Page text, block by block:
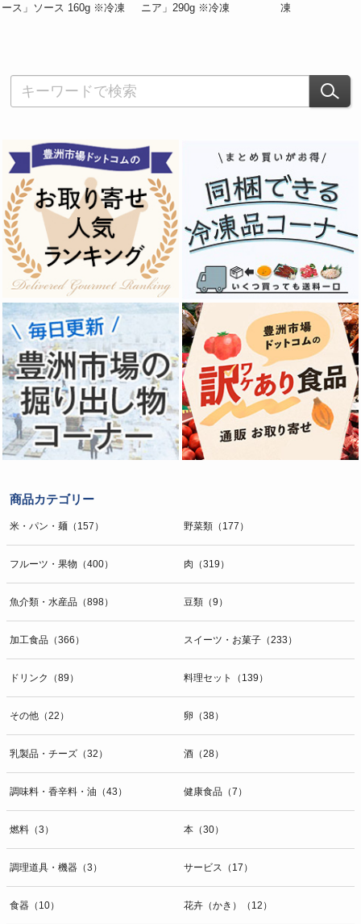
ース」ソース 160g ※冷凍
ニア」290g ※冷凍
凍
商品カテゴリー
米・パン・麺（157） 野菜類（177）
フルーツ・果物（400） 肉（319）
魚介類・水産品（898） 豆類（9）
加工食品（366） スイーツ・お菓子（233）
ドリンク（89） 料理セット（139）
その他（22） 卵（38）
乳製品・チーズ（32） 酒（28）
調味料・香辛料・油（43） 健康食品（7）
燃料（3） 本（30）
調理道具・機器（3） サービス（17）
食器（10） 花卉（かき）（12）